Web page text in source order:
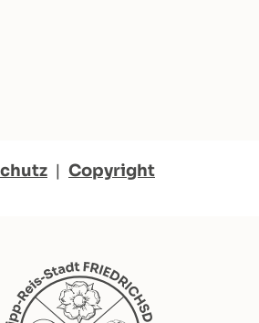
| Copyright